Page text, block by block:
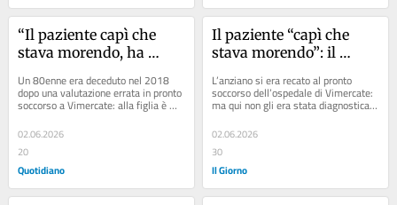
“Il paziente capì che
stava morendo, ha
Tribunale risarcisce i
familiari: “Danno da
Un 80enne era deceduto nel 2018
dopo una valutazione errata in pronto
soccorso a Vimercate: alla figlia è
stato riconosciuto un risarcimento
extra di...
02.06.2026
20
Quotidiano
Il paziente “capì che
stava morendo”: il
risarcisce i familiari per
danno da “lucida
L’anziano si era recato al pronto
soccorso dell’ospedale di Vimercate:
ma qui non gli era stata diagnosticata
correttamente una emorragia Per...
02.06.2026
30
Il Giorno